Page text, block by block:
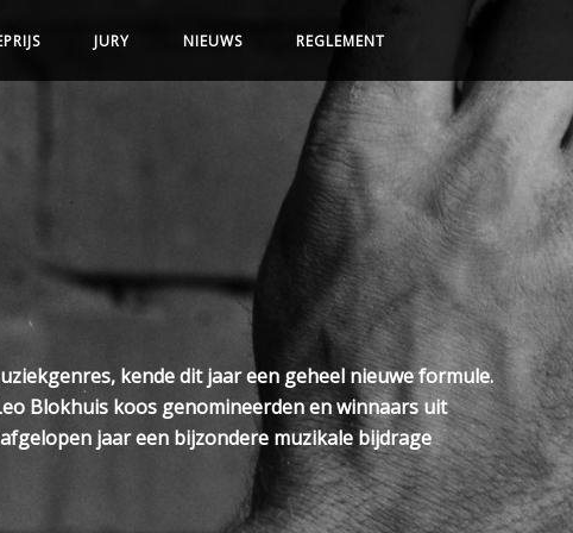
JURY NIEUWS REGLEMENT
kende dit jaar een geheel nieuwe formule.
Blokhuis koos genomineerden en winnaars uit
jaar een bijzondere muzikale bijdrage